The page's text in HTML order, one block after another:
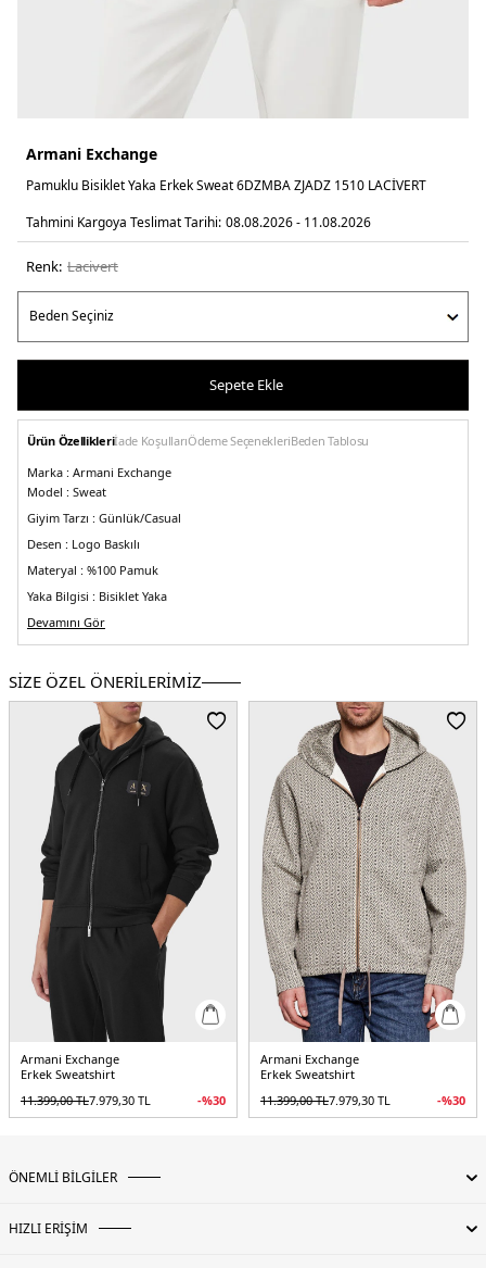
Armani Exchange
Pamuklu Bisiklet Yaka Erkek Sweat 6DZMBA ZJADZ 1510 LACİVERT
Tahmini Kargoya Teslimat Tarihi: 08.08.2026 - 11.08.2026
Renk: laci̇vert
Sepete Ekle
Ürün Özellikleriİade KoşullarıÖdeme SeçenekleriBeden Tablosu
Marka : Armani Exchange
Model : Sweat
Giyim Tarzı : Günlük/Casual
Desen : Logo Baskılı
Materyal : %100 Pamuk
Yaka Bilgisi : Bisiklet Yaka
Kol Bilgisi :Uzun Kol
Kalıp Bilgisi :Regular Fit
Detay :
- Manşet ve etek ucu fitilli
Üretim Yeri : Tunus
5DK16DZMBAZJADZ1510.12
Devamını Gör
SİZE ÖZEL ÖNERİLERİMİZ
Armani Exchange
Erkek Sweatshirt
11.399,00TL7.979,30 TL -%30
Armani Exchange
Erkek Sweatshirt
11.399,00TL7.979,30 TL -%30
ÖNEMLİ BİLGİLER
HIZLI ERİŞİM